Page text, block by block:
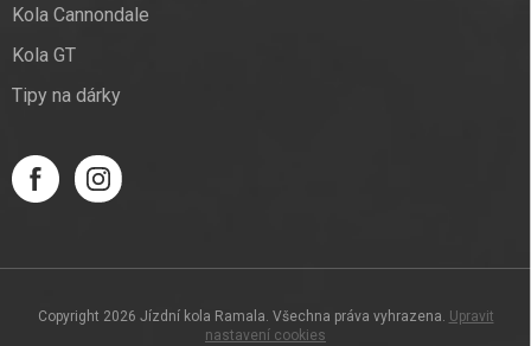
Kola Cannondale
Kola GT
Tipy na dárky
Copyright 2026 Jízdní kola Ramala. Všechna práva vyhrazena. Upravit
nastavení cookies